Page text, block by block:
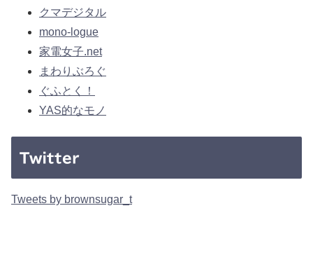
クマデジタル
mono-logue
家電女子.net
まわりぶろぐ
ぐふとく！
YAS的なモノ
Twitter
Tweets by brownsugar_t